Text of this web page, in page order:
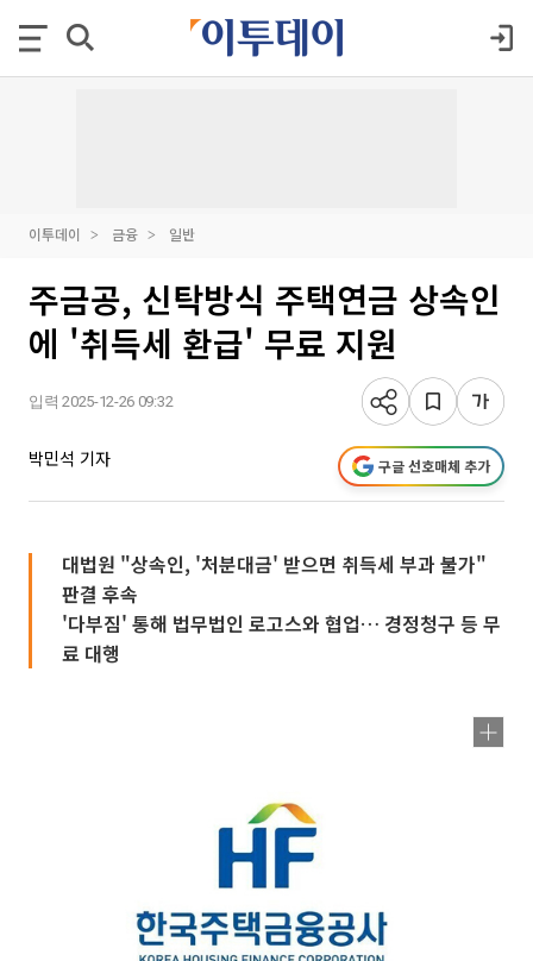
이투데이 금융 일반
주금공, 신탁방식 주택연금 상속인
에 '취득세 환급' 무료 지원
입력 2025-12-26 09:32
박민석 기자 구글 선호매체 추가
대법원 "상속인, '처분대금' 받으면 취득세 부과 불가"
판결 후속
'다부짐' 통해 법무법인 로고스와 협업… 경정청구 등 무
료 대행